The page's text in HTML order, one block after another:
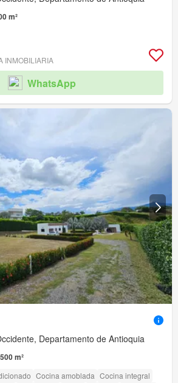
m²
INMOBILIARIA
WhatsApp
Departamento de Antioquia
m²
Cocina amoblada Cocina integral